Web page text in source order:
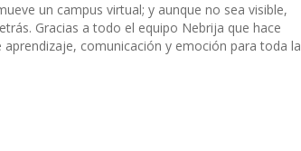
un campus virtual; y aunque no sea visible,
Gracias a todo el equipo Nebrija que hace
comunicación y emoción para toda la